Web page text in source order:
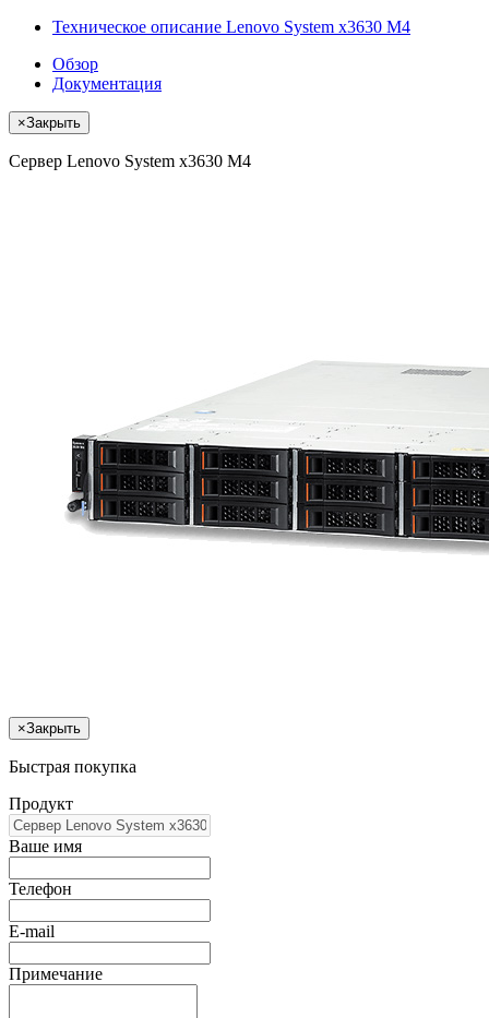
Техническое описание Lenovo System x3630 M4
Обзор
Документация
×Закрыть
Сервер Lenovo System x3630 M4
×Закрыть
Быстрая покупка
Продукт
Ваше имя
Телефон
E-mail
Примечание